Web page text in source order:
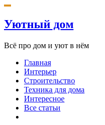
Уютный дом
Всё про дом и уют в нём
Главная
Интерьер
Строительство
Техника для дома
Интересное
Все статьи